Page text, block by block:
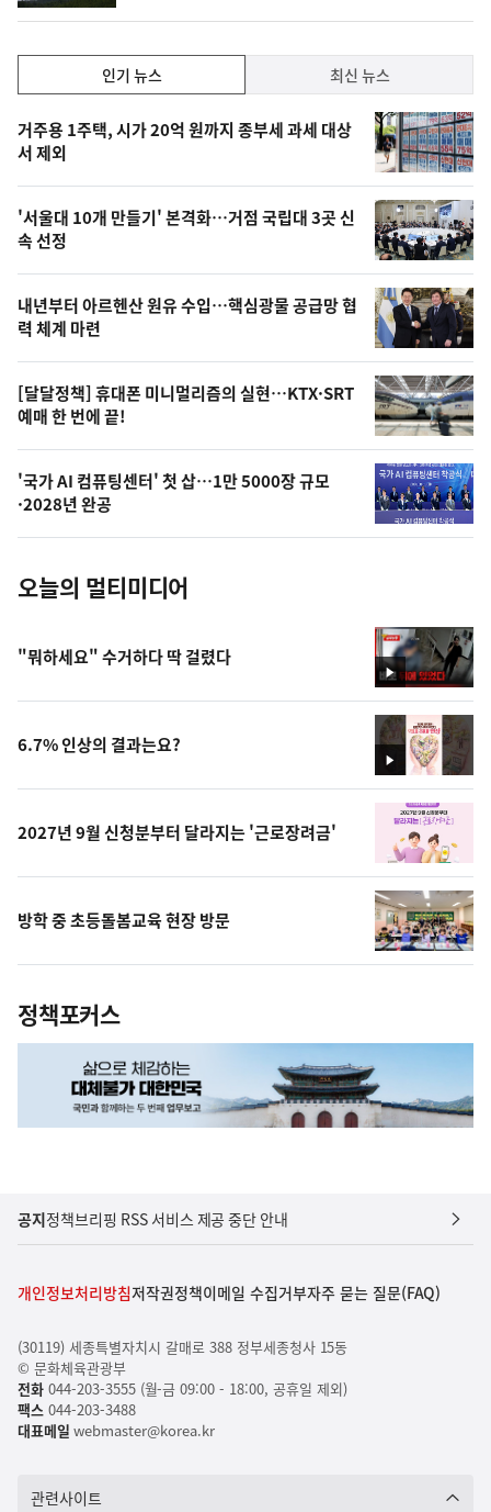
기,
최
신,
오
늘
의
영
상
오
늘
의
사
진
인기 뉴스 최신 뉴스
인
기
뉴
스
거주용 1주택, 시가 20억 원까지 종부세 과세 대상
서 제외
'서울대 10개 만들기' 본격화…거점 국립대 3곳 신
속 선정
내년부터 아르헨산 원유 수입…핵심광물 공급망 협
력 체계 마련
[달달정책] 휴대폰 미니멀리즘의 실현…KTX·SRT
예매 한 번에 끝!
'국가 AI 컴퓨팅센터' 첫 삽…1만 5000장 규모
·2028년 완공
오늘의 멀티미디어
영
상
"뭐하세요" 수거하다 딱 걸렸다
영
상
6.7% 인상의 결과는요?
2027년 9월 신청분부터 달라지는 '근로장려금'
방학 중 초등돌봄교육 현장 방문
정책포커스
공지정책브리핑 RSS 서비스 제공 중단 안내
개인정보처리방침저작권정책이메일 수집거부자주 묻는 질문(FAQ)
(30119) 세종특별자치시 갈매로 388 정부세종청사 15동
© 문화체육관광부
전화044-203-3555 (월-금 09:00 - 18:00, 공휴일 제외)
팩스044-203-3488
대표메일 webmaster@korea.kr
관련사이트